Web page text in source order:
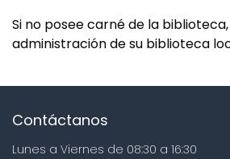
Si no posee carné de la
administración de su biblioteca
Contáctanos
Lunes a Viernes de 08:30 a 16:30